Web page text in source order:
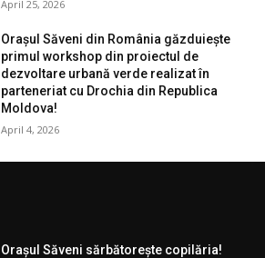
April 25, 2026
Orașul Săveni din România găzduiește
primul workshop din proiectul de
dezvoltare urbană verde realizat în
parteneriat cu Drochia din Republica
Moldova!
April 4, 2026
Orașul Săveni sărbătorește copilăria!